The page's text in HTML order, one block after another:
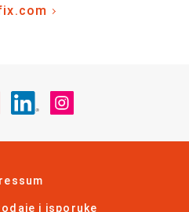
nas na Facebook
Posjetite nas na YouTube
Posjetite nas na
i isporuke